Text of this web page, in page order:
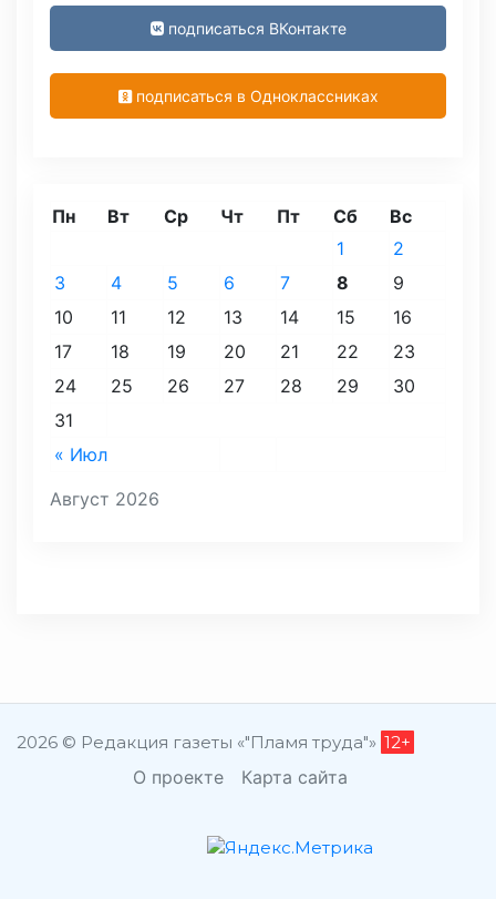
подписаться ВКонтакте
подписаться в Одноклассниках
Август 2026
Пн Вт Ср Чт Пт Сб Вс
« Июл
1
2
3
4 5 6 7 8
9
10
11 12 13 14 15
16
17
18 19 20 21 22
23
24
25 26 27 28 29
30
31
2026 © Редакция газеты «"Пламя труда"» 12+
О проекте Карта сайта